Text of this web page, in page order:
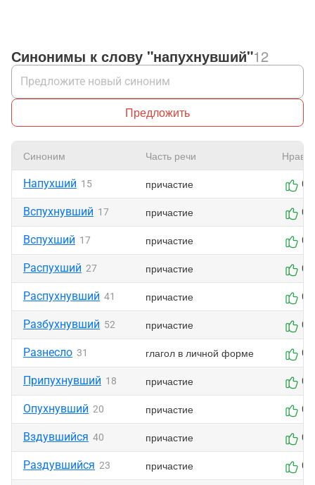
Синонимы к слову "напухнувший"12
Предложить
Синоним Часть речи
Напухший 15 причастие 0
Вспухнувший 17 причастие 0
Вспухший 17 причастие 0
Распухший 27 причастие 0
Распухнувший 41 причастие 0
Разбухнувший 52 причастие 0
Разнесло 31 глагол в личной форме 0
Припухнувший 18 причастие 0
Опухнувший 20 причастие 0
Вздувшийся 40 причастие 0
Раздувшийся 23 причастие 0